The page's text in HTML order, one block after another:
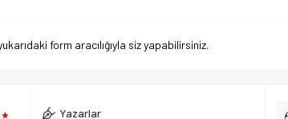
form aracılığıyla siz yapabilirsiniz.
Yazarlar